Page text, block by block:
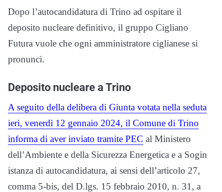
Dopo l’autocandidatura di Trino ad ospitare il
deposito nucleare definitivo, il gruppo Cigliano
Futura vuole che ogni amministratore ciglianese si
pronunci.
Deposito nucleare a Trino
A seguito della delibera di Giunta votata nella seduta
ieri, venerdì 12 gennaio 2024, il Comune di Trino
informa di aver inviato tramite PEC al Ministero
dell’Ambiente e della Sicurezza Energetica e a Sogin
istanza di autocandidatura, ai sensi dell’articolo 27,
comma 5-bis, del D.lgs. 15 febbraio 2010, n. 31, a